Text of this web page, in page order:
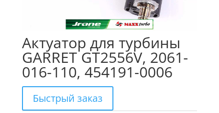
Актуатор для турбины
GARRET GT2556V, 2061-
016-110, 454191-0006
Быстрый заказ